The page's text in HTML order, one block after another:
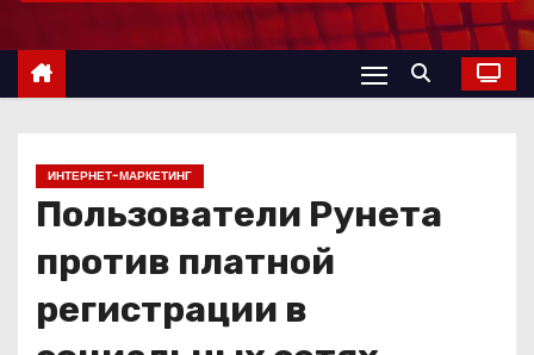
р
ИНТЕРНЕТ-МАРКЕТИНГ
Пользователи Рунета
против платной
регистрации в